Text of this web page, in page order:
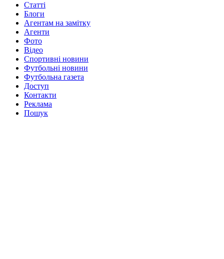
Статті
Блоги
Агентам на замітку
Агенти
Фото
Відео
Спортивні новини
Футбольні новини
Футбольна газета
Доступ
Контакти
Реклама
Пошук